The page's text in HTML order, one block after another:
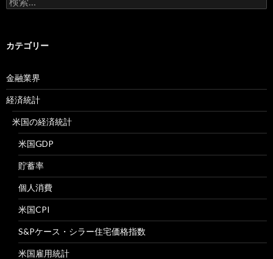
索:
カテゴリー
金融業界
経済統計
米国の経済統計
米国GDP
貯蓄率
個人消費
米国CPI
S&Pケース・シラー住宅価格指数
米国雇用統計